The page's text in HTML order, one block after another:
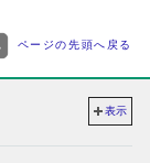
ページの先頭へ戻る
表示